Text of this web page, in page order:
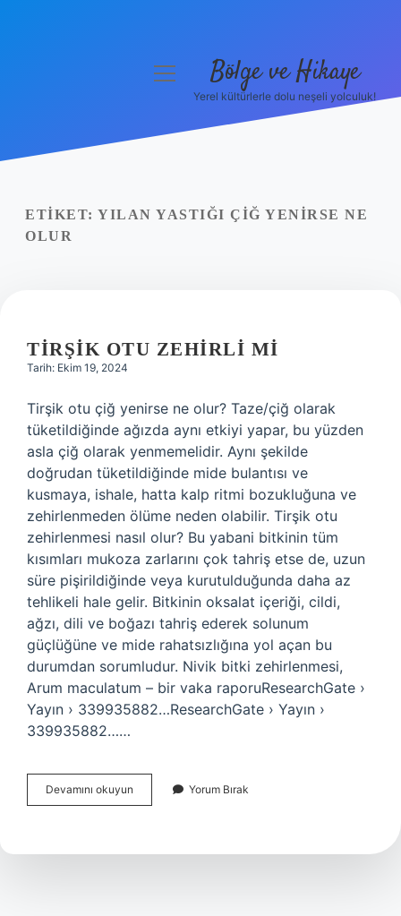
Yasal Uyarı
menüyü
Bölge ve Hikaye
Yerel kültürlerle dolu neşeli yolculuk!
ETIKET: YILAN YASTIĞI ÇIĞ YENIRSE NE
OLUR
TIRŞIK OTU ZEHIRLI MI
Tarih: Ekim 19, 2024
Tirşik otu çiğ yenirse ne olur? Taze/çiğ olarak
tüketildiğinde ağızda aynı etkiyi yapar, bu yüzden
asla çiğ olarak yenmemelidir. Aynı şekilde
doğrudan tüketildiğinde mide bulantısı ve
kusmaya, ishale, hatta kalp ritmi bozukluğuna ve
zehirlenmeden ölüme neden olabilir. Tirşik otu
zehirlenmesi nasıl olur? Bu yabani bitkinin tüm
kısımları mukoza zarlarını çok tahriş etse de, uzun
süre pişirildiğinde veya kurutulduğunda daha az
tehlikeli hale gelir. Bitkinin oksalat içeriği, cildi,
ağzı, dili ve boğazı tahriş ederek solunum
güçlüğüne ve mide rahatsızlığına yol açan bu
durumdan sorumludur. Nivik bitki zehirlenmesi,
Arum maculatum – bir vaka raporuResearchGate ›
Yayın › 339935882…ResearchGate › Yayın ›
339935882……
Devamını okuyun
Otu
Yorum Bırak